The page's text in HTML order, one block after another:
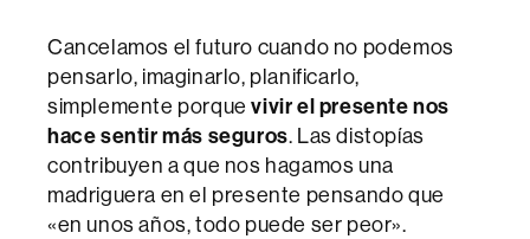
Cancelamos el futuro cuando no podemos
pensarlo, imaginarlo, planificarlo,
simplemente porquevivir el presente nos
hace sentir más seguros. Las distopías
contribuyen a que nos hagamos una
madriguera en el presente pensando que
«en unos años, todo puede ser peor».